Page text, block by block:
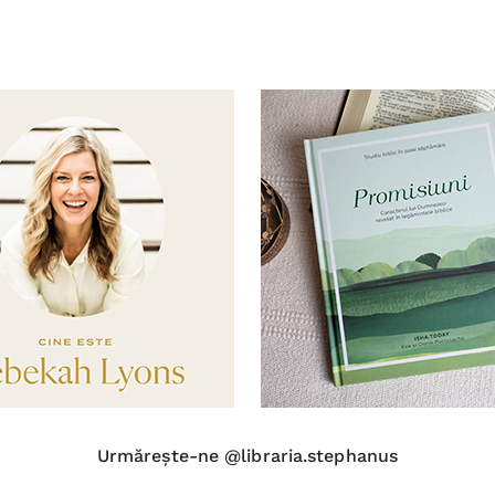
Urmărește-ne @libraria.stephanus